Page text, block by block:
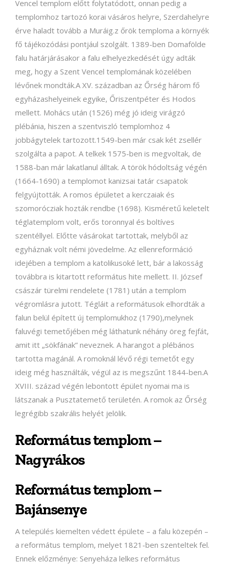
Vencel templom előtt folytatódott, onnan pedig a
templomhoz tartozó korai vásáros helyre, Szerdahelyre
érve haladt tovább a Muráig.z őrök temploma a környék
fő tájékozódási pontjául szolgált. 1389-ben Domafölde
falu határjárásakor a falu elhelyezkedését úgy adták
meg, hogy a Szent Vencel templomának közelében
lévőnek mondták.A XV. században az Őrség három fő
egyházashelyeinek egyike, Őriszentpéter és Hodos
mellett. Mohács után (1526) még jó ideig virágzó
plébánia, hiszen a szentviszló templomhoz 4
jobbágytelek tartozott.1549-ben már csak két zsellér
szolgálta a papot. A telkek 1575-ben is megvoltak, de
1588-ban már lakatlanul álltak. A török hódoltság végén
(1664-1690) a templomot kanizsai tatár csapatok
felgyújtották. A romos épületet a kerczaiak és
szomorócziak hozták rendbe (1698). Kisméretű keletelt
téglatemplom volt, erős toronnyal és boltíves
szentéllyel. Előtte vásárokat tartottak, melyből az
egyháznak volt némi jövedelme. Az ellenreformáció
idejében a templom a katolikusoké lett, bár a lakosság
továbbra is kitartott református hite mellett. II. József
császár türelmi rendelete (1781) után a templom
végromlásra jutott. Tégláit a reformátusok elhordták a
falun belül épített új templomukhoz (1790),melynek
faluvégi temetőjében még láthatunk néhány öreg fejfát,
amit itt „sökfának” neveznek. A harangot a plébános
tartotta magánál. A romoknál lévő régi temetőt egy
ideig még használták, végül az is megszűnt 1844-ben.A
XVIII. század végén lebontott épület nyomai ma is
látszanak a Pusztatemető területén. A romok az Őrség
legrégibb szakrális helyét jelölik.
Református templom –
Nagyrákos
Református templom –
Bajánsenye
A település kiemelten védett épülete – a falu közepén –
a református templom, melyet 1821-ben szenteltek fel.
Ennek előzménye: Senyeháza lelkes református